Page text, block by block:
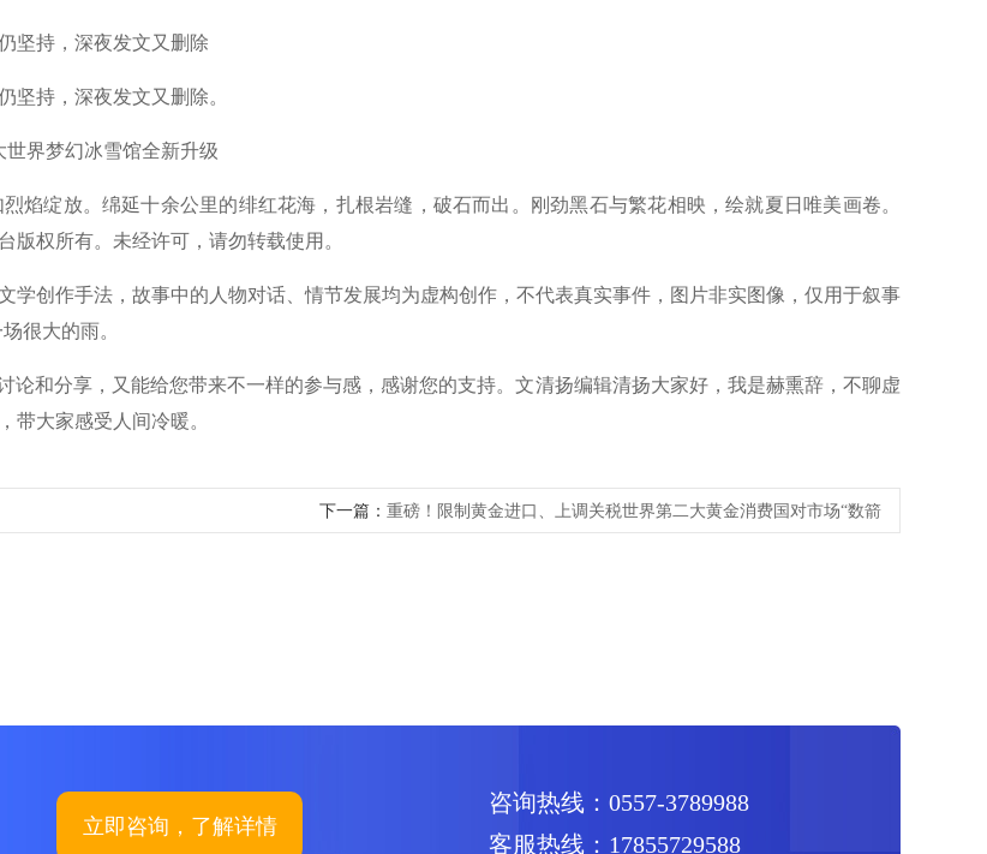
坚持，深夜发文又删除
持，深夜发文又删除。
界梦幻冰雪馆全新升级
绽放。绵延十余公里的绯红花海，扎根岩缝，破石而出。刚劲黑石与繁花相映，绘就夏日唯美画卷。
版权所有。未经许可，请勿转载使用。
创作手法，故事中的人物对话、情节发展均为虚构创作，不代表真实事件，图片非实图像，仅用于叙事
很大的雨。
和分享，又能给您带来不一样的参与感，感谢您的支持。文清扬编辑清扬大家好，我是赫熏辞，不聊虚
带大家感受人间冷暖。
下一篇： 重磅！限制黄金进口、上调关税世界第二大黄金消费国对市场“数箭
咨询热线：0557-3789988
客服热线：17855729588
立即咨询，了解详情